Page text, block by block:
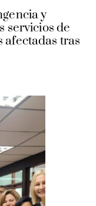
y
servicios de
afectadas tras